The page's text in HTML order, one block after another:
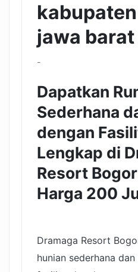
jawa barat
-
Dapatkan
Sederhana
dengan
Lengkap di
Resort
Harga 200
Dramaga Resort
hunian sederhana